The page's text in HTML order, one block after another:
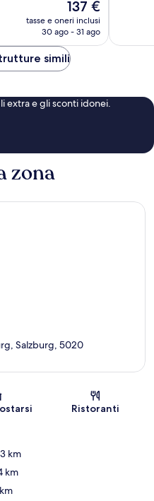
Il
prezzo
attuale
137 €
137 €
tasse e oneri inclusi
30 ago - 31 ago
simili
extra e gli sconti idonei.
zona
Salzburg, 5020
Ristoranti
km
km